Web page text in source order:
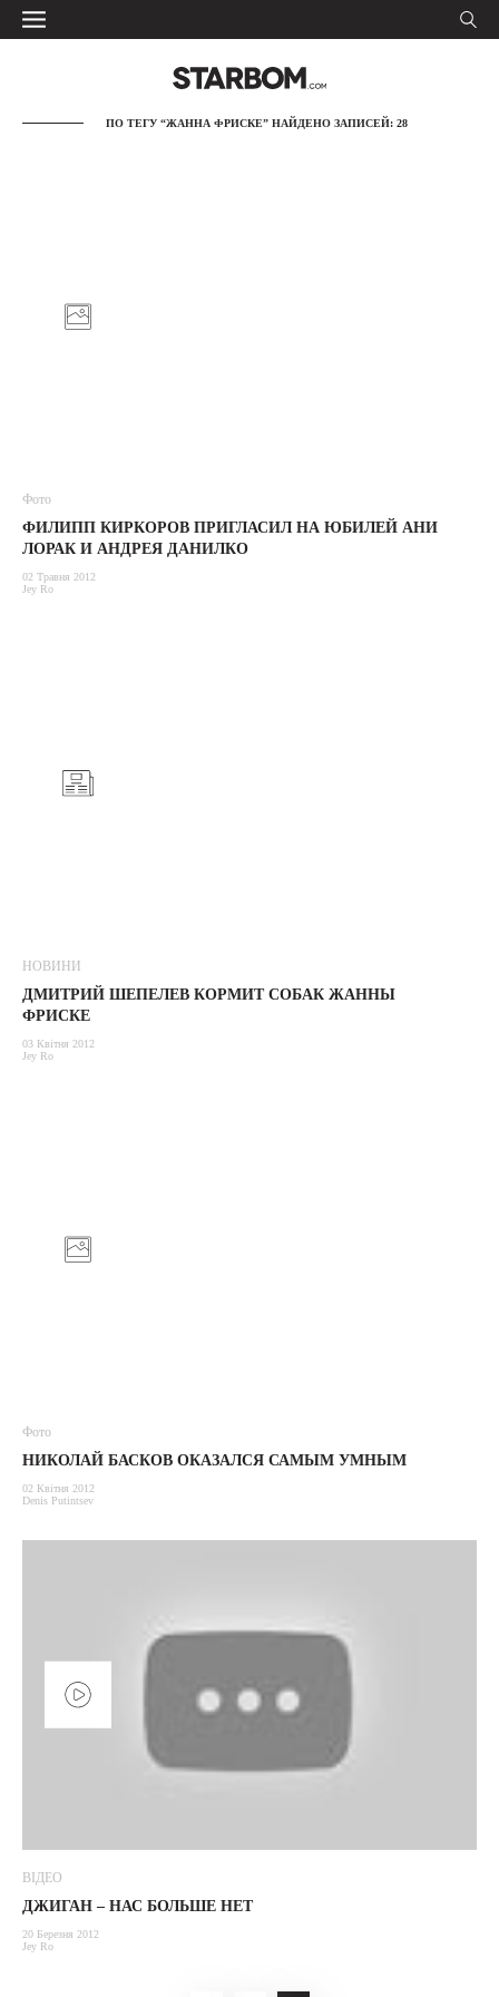
ПО ТЕГУ “ЖАННА ФРИСКЕ” НАЙДЕНО ЗАПИСЕЙ: 28
Фото
ФИЛИПП КИРКОРОВ ПРИГЛАСИЛ НА ЮБИЛЕЙ АНИ
ЛОРАК И АНДРЕЯ ДАНИЛКО
02 Травня 2012
Jey Ro
НОВИНИ
ДМИТРИЙ ШЕПЕЛЕВ КОРМИТ СОБАК ЖАННЫ
ФРИСКЕ
03 Квітня 2012
Jey Ro
Фото
НИКОЛАЙ БАСКОВ ОКАЗАЛСЯ САМЫМ УМНЫМ
02 Квітня 2012
Denis Putintsev
ВІДЕО
ДЖИГАН – НАС БОЛЬШЕ НЕТ
20 Березня 2012
Jey Ro